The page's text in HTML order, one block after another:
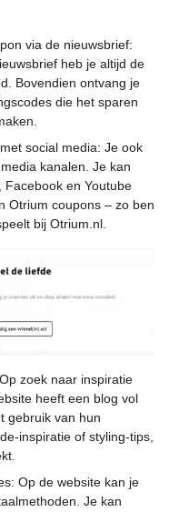
via de nieuwsbrief:
heb je altijd de
Bovendien ontvang je
die het sparen
social media: Je ook
kanalen. Je kan
Facebook en Youtube
Otrium coupons – zo ben
bij Otrium.nl.
zoek naar inspiratie
heeft een blog vol
gebruik van hun
inspiratie of styling-tips,
Op de website kan je
Je kan